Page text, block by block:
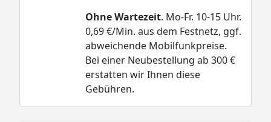
Ohne Wartezeit. Mo-Fr. 10-15 Uhr.
0,69 €/Min. aus dem Festnetz, ggf.
abweichende Mobilfunkpreise.
Bei einer Neubestellung ab 300 €
erstatten wir Ihnen diese
Gebühren.